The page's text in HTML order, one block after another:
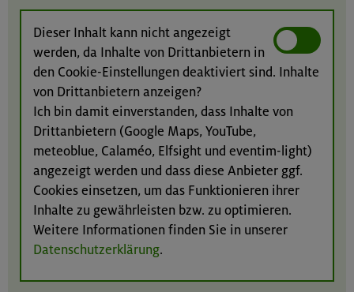
Dieser Inhalt kann nicht angezeigt
werden, da Inhalte von Drittanbietern in
den Cookie-Einstellungen deaktiviert sind. Inhalte
von Drittanbietern anzeigen?
Ich bin damit einverstanden, dass Inhalte von
Drittanbietern (Google Maps, YouTube,
meteoblue, Calaméo, Elfsight und eventim-light)
angezeigt werden und dass diese Anbieter ggf.
Cookies einsetzen, um das Funktionieren ihrer
Inhalte zu gewährleisten bzw. zu optimieren.
Weitere Informationen finden Sie in unserer
Datenschutzerklärung.